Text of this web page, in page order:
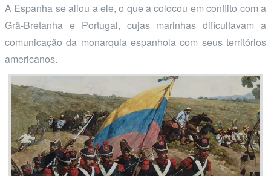
A Espanha se aliou a ele, o que a colocou em conflito com a
Grã-Bretanha e Portugal, cujas marinhas dificultavam a
comunicação da monarquia espanhola com seus territórios
americanos.